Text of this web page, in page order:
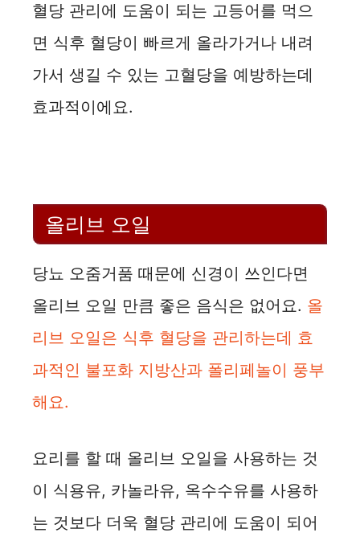
혈당 관리에 도움이 되는 고등어를 먹으
면 식후 혈당이 빠르게 올라가거나 내려
가서 생길 수 있는 고혈당을 예방하는데
효과적이에요.
올리브 오일
당뇨 오줌거품 때문에 신경이 쓰인다면
올리브 오일 만큼 좋은 음식은 없어요. 올
리브 오일은 식후 혈당을 관리하는데 효
과적인 불포화 지방산과 폴리페놀이 풍부
해요.
요리를 할 때 올리브 오일을 사용하는 것
이 식용유, 카놀라유, 옥수수유를 사용하
는 것보다 더욱 혈당 관리에 도움이 되어